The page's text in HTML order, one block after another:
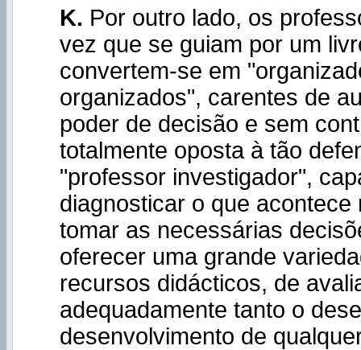
K. Por outro lado, os
vez que se guiam por um
convertem-se em
organizados", carentes de
poder de decisão e sem
totalmente oposta à tão
"professor investigador",
diagnosticar o que acontece
tomar as necessárias
oferecer uma grande
recursos didácticos, de
adequadamente tanto o
desenvolvimento de